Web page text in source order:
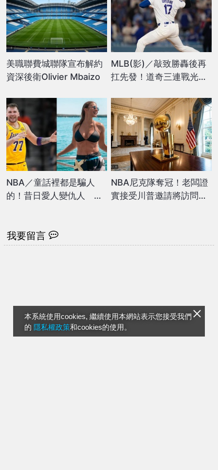
本系統使用cookies, 繼續使用本網站表示您接受我們
的 隱私權政策和cookies的使用。
美職聯費城聯隊宣布解約
資深後衛Olivier Mbaizo
MLB(影)／敲致勝轟後再
扛先發！道奇三連戰光芒
投不打」
NBA／童話裡都是騙人
的！昔日愛人變仇人 湖
NBA尼克隊奪冠！老闆證
實接受川普邀請將訪問白
我要留言